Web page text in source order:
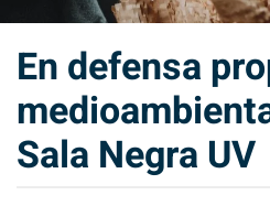
En defensa
Sala Negra UV